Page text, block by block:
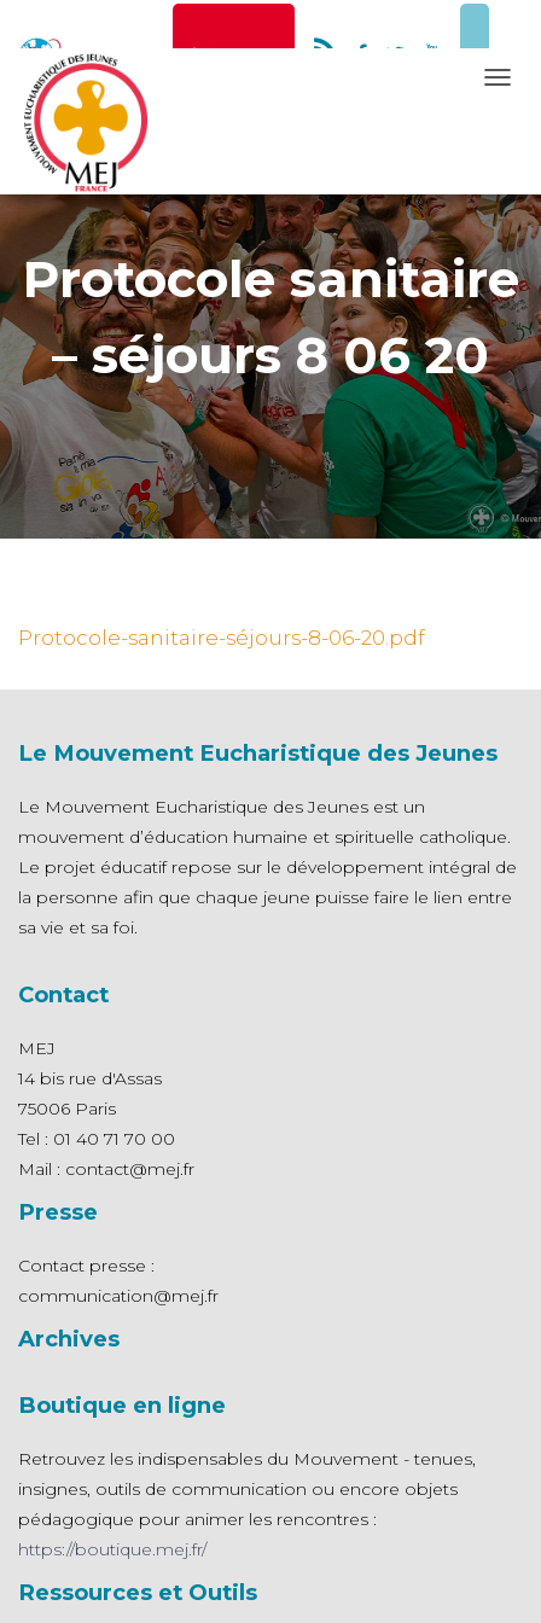
Newsletter
Mentions Légales
G
L
E
N
A
V
I
G
A
T
I
O
Protocole sanitaire
– séjours 8 06 20
Protocole-sanitaire-séjours-8-06-20.pdf
Le Mouvement Eucharistique des Jeunes
Le Mouvement Eucharistique des Jeunes est un
mouvement d’éducation humaine et spirituelle catholique.
Le projet éducatif repose sur le développement intégral de
la personne afin que chaque jeune puisse faire le lien entre
sa vie et sa foi.
Contact
MEJ
14 bis rue d'Assas
75006 Paris
Tel : 01 40 71 70 00
Mail : contact@mej.fr
Presse
Contact presse :
communication@mej.fr
Archives
Boutique en ligne
Retrouvez les indispensables du Mouvement - tenues,
insignes, outils de communication ou encore objets
pédagogique pour animer les rencontres :
https://boutique.mej.fr/
Ressources et Outils